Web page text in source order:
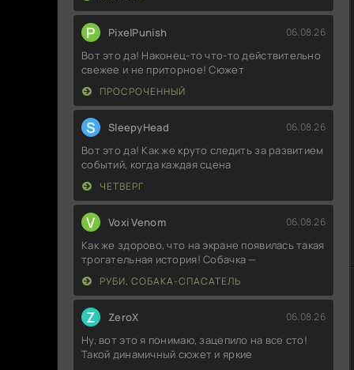
P PixelPunish 06.08.26
Вот это да! Наконец-то что-то действительно
свежее и не приторное! Сюжет
ПРОСРОЧЕННЫЙ
S SleepyHead 06.08.26
Вот это да! Как же круто следить за развитием
событий, когда каждая сцена
ЧЕТВЕРГ
V Voxi Venom 06.08.26
Как же здорово, что на экране появилась такая
трогательная история! Собачка —
РУБИ, СОБАКА-СПАСАТЕЛЬ
Z ZeroX 06.08.26
Ну, вот это я понимаю, зацепило на все сто!
Такой динамичный сюжет и яркие